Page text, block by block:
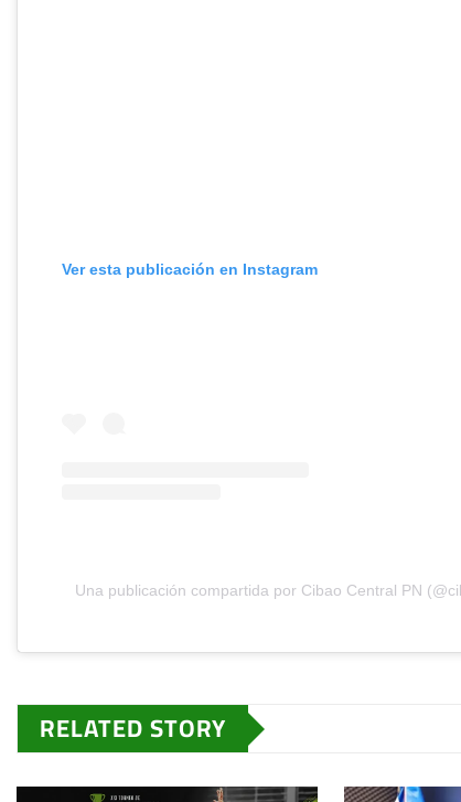
Ver esta publicación en Instagram
Una publicación compartida por Cibao Central PN
RELATED STORY